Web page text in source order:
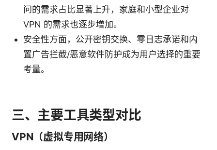
问的需求占比显著上升，家庭和小型企业对
VPN 的需求也逐步增加。
安全性方面，公开密钥交换、零日志承诺和内
置广告拦截/恶意软件防护成为用户选择的重要
考量。
三、主要工具类型对比
VPN（虚拟专用网络）